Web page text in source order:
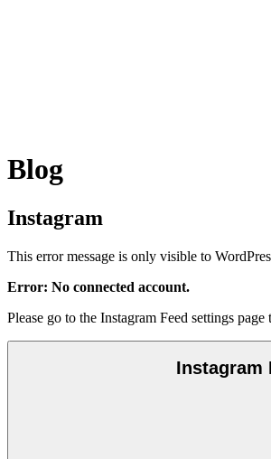
Blog
Instagram
This error message is only visible to
Error: No connected account.
Please go to the Instagram Feed settings
Instagram